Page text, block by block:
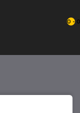
0 -